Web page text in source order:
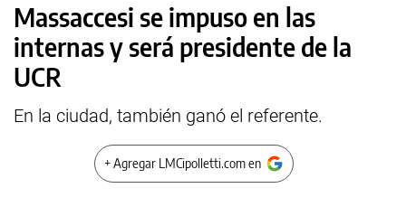
Massaccesi se impuso en las
internas y será presidente de la
UCR
En la ciudad, también ganó el referente.
+ Agregar LMCipolletti.com en